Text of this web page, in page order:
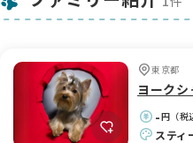
東京都
ヨーク
-円（税
スティ